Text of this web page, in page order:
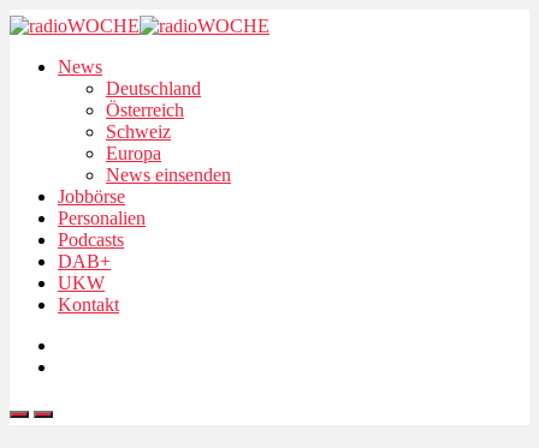
News
Deutschland
Österreich
Schweiz
Europa
News einsenden
Jobbörse
Personalien
Podcasts
DAB+
UKW
Kontakt